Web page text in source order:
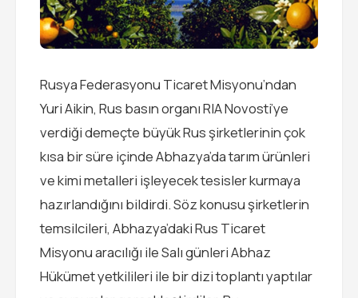
Rusya Federasyonu Ticaret Misyonu’ndan
Yuri Aikin, Rus basın organı RIA Novosti’ye
verdiği demeçte büyük Rus şirketlerinin çok
kısa bir süre içinde Abhazya’da tarım ürünleri
ve kimi metalleri işleyecek tesisler kurmaya
hazırlandığını bildirdi. Söz konusu şirketlerin
temsilcileri, Abhazya’daki Rus Ticaret
Misyonu aracılığı ile Salı günleri Abhaz
Hükümet yetkilileri ile bir dizi toplantı yaptılar